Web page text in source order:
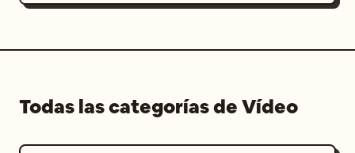
Todas las categorías de Vídeo